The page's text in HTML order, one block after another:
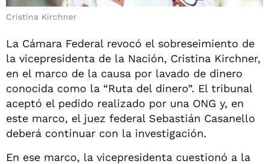
Cristina Kirchner
La Cámara Federal revocó el sobreseimiento de
la vicepresidenta de la Nación, Cristina Kirchner,
en el marco de la causa por lavado de dinero
conocida como la “Ruta del dinero”. El tribunal
aceptó el pedido realizado por una ONG y, en
este marco, el juez federal Sebastián Casanello
deberá continuar con la investigación.
En ese marco, la vicepresidenta cuestionó a la